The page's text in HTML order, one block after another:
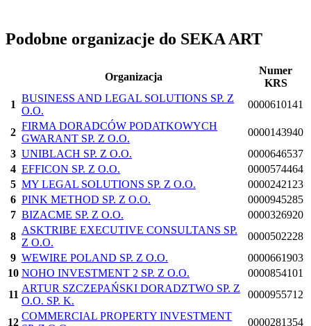
Podobne organizacje do SEKA ART
Organizacja
Numer
KRS
1
BUSINESS AND LEGAL SOLUTIONS SP. Z
O.O.
0000610141
2
FIRMA DORADCÓW PODATKOWYCH
GWARANT SP. Z O.O.
0000143940
3 UNIBLACH SP. Z O.O.
0000646537
4 EFFICON SP. Z O.O.
0000574464
5 MY LEGAL SOLUTIONS SP. Z O.O.
0000242123
6 PINK METHOD SP. Z O.O.
0000945285
7 BIZACME SP. Z O.O.
0000326920
8
ASKTRIBE EXECUTIVE CONSULTANS SP.
Z O.O.
0000502228
9 WEWIRE POLAND SP. Z O.O.
0000661903
10 NOHO INVESTMENT 2 SP. Z O.O.
0000854101
11
ARTUR SZCZEPAŃSKI DORADZTWO SP. Z
O.O. SP. K.
0000955712
12
COMMERCIAL PROPERTY INVESTMENT
0000281354